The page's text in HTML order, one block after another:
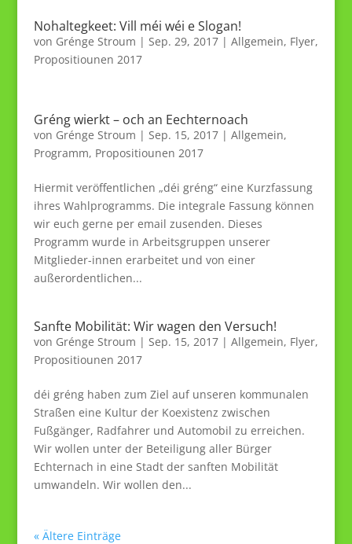
Nohaltegkeet: Vill méi wéi e Slogan!
von Grénge Stroum | Sep. 29, 2017| Allgemein, Flyer,
Propositiounen 2017
Gréng wierkt – och an Eechternoach
von Grénge Stroum | Sep. 15, 2017| Allgemein,
Programm, Propositiounen 2017
Hiermit veröffentlichen „déi gréng“ eine Kurzfassung
ihres Wahlprogramms. Die integrale Fassung können
wir euch gerne per email zusenden. Dieses
Programm wurde in Arbeitsgruppen unserer
Mitglieder-innen erarbeitet und von einer
außerordentlichen...
Sanfte Mobilität: Wir wagen den Versuch!
von Grénge Stroum | Sep. 15, 2017| Allgemein, Flyer,
Propositiounen 2017
déi gréng haben zum Ziel auf unseren kommunalen
Straßen eine Kultur der Koexistenz zwischen
Fußgänger, Radfahrer und Automobil zu erreichen.
Wir wollen unter der Beteiligung aller Bürger
Echternach in eine Stadt der sanften Mobilität
umwandeln. Wir wollen den...
« Ältere Einträge